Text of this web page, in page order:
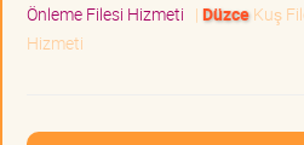
Önleme Filesi Hizmeti | DüzceKuş
Hizmeti